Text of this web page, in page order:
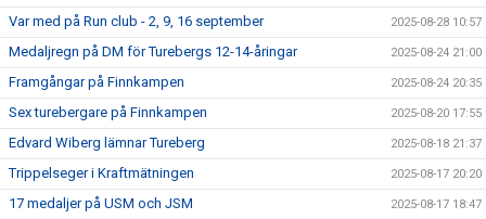
Var med på Run club - 2, 9, 16 september 2025-08-28 10:57
Medaljregn på DM för Turebergs 12-14-åringar 2025-08-24 21:00
Framgångar på Finnkampen 2025-08-24 20:35
Sex turebergare på Finnkampen 2025-08-20 17:55
Edvard Wiberg lämnar Tureberg 2025-08-18 21:37
Trippelseger i Kraftmätningen 2025-08-17 20:20
17 medaljer på USM och JSM 2025-08-17 18:47